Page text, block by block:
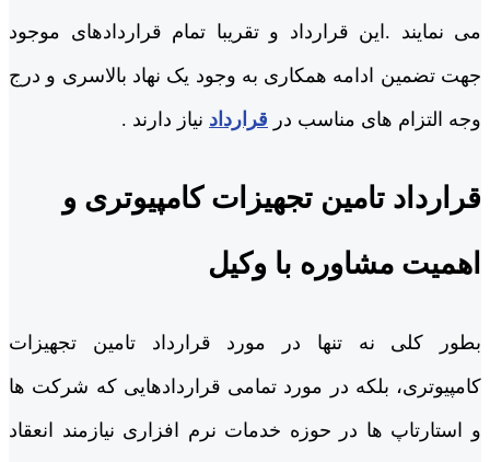
می نمایند .این قرارداد و تقریبا تمام قراردادهای موجود
جهت تضمین ادامه همکاری به وجود یک نهاد بالاسری و درج
وجه التزام های مناسب در قرارداد نیاز دارند .
قرارداد تامین تجهیزات کامپیوتری و
اهمیت مشاوره با وکیل
بطور کلی نه تنها در مورد قرارداد تامین تجهیزات
کامپیوتری، بلکه در مورد تمامی قراردادهایی که شرکت ها
و استارتاپ ها در حوزه خدمات نرم افزاری نیازمند انعقاد